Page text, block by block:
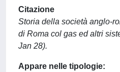
Citazione
Storia della società anglo-
di Roma col gas ed altri
Jan 28).
Appare nelle tipologie: